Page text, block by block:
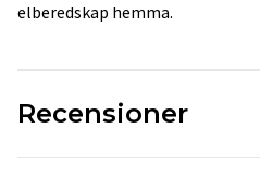
elberedskap hemma.
Recensioner